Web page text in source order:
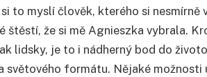
to myslí člověk, kterého si nesmírně
štěstí, že si mě Agnieszka vybrala.
lidsky, je to i nádherný bod do
světového formátu. Nějaké možnosti